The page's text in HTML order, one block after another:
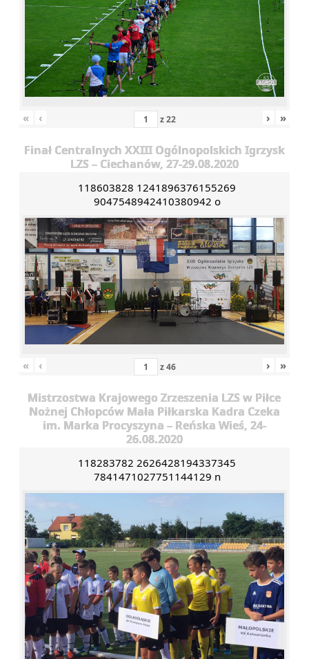
« ‹ z22 › »
Finał Centralnych XXIII Ogólnopolskich Igrzysk
LZS – Ciechanów, 27-29.08.2020
118603828 1241896376155269
9047548942410380942 o
« ‹ z46 › »
Mistrzostwa Krajowego Zrzeszenia LZS w Piłce
Nożnej Chłopców Mała Piłkarska Kadra Czeka
im. Marka Procyszyna – Reńska Wieś, 24-
26.08.2020
118283782 2626428194337345
7841471027751144129 n